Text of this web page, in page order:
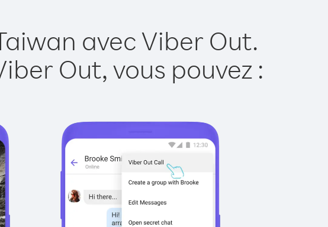
avec Viber Out.
Out, vous pouvez :